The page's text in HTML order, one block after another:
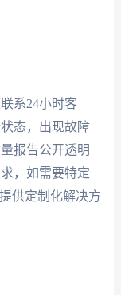
系24小时客
态，出现故障
报告公开透明
，如需要特定
供定制化解决方